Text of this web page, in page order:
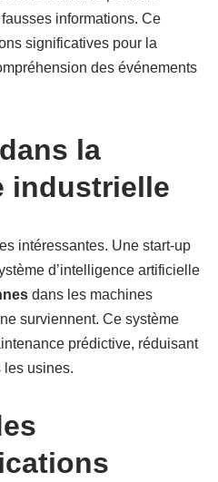
informations. Ce
significatives pour la
des événements
la
industrielle
intéressantes. Une start-up
d’intelligence artificielle
dans les machines
surviennent. Ce système
prédictive, réduisant
les usines.